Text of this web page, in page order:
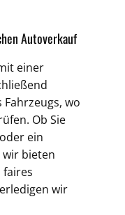
Autoverkauf
einer
wo
Ob Sie
ein
bieten
wir